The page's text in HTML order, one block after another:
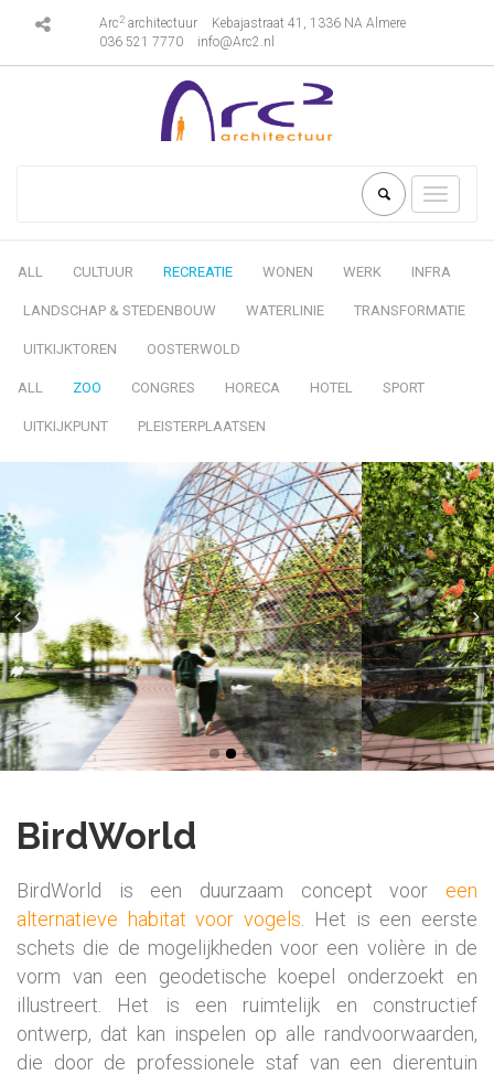
Arc 2architectuur
Kebajastraat 41, 1336 NA Almere
036 521 7770
info@Arc2.nl
Toggle
ALL CULTUUR RECREATIE WONEN WERK INFRA
LANDSCHAP & STEDENBOUW WATERLINIE TRANSFORMATIE
UITKIJKTOREN OOSTERWOLD
ALL ZOO CONGRES HORECA HOTEL SPORT
UITKIJKPUNT PLEISTERPLAATSEN
BirdWorld
BirdWorld is een duurzaam concept voor een
alternatieve habitat voor vogels . Het is een eerste
schets die de mogelijkheden voor een volière in de
vorm van een geodetische koepel onderzoekt en
illustreert. Het is een ruimtelijk en constructief
ontwerp, dat kan inspelen op alle randvoorwaarden,
die door de professionele staf van een dierentuin